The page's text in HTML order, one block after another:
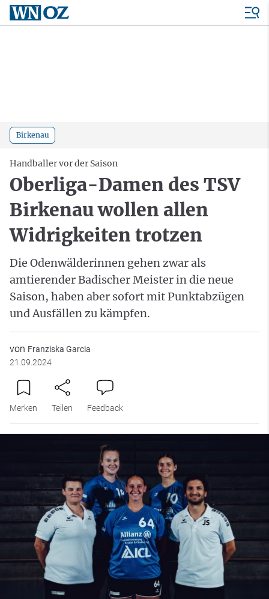
Birkenau
Handballer vor der Saison
Oberliga-Damen des TSV
Birkenau wollen allen
Widrigkeiten trotzen
Die Odenwälderinnen gehen zwar als
amtierender Badischer Meister in die neue
Saison, haben aber sofort mit Punktabzügen
und Ausfällen zu kämpfen.
von Franziska Garcia
21.09.2024
Merken Teilen Feedback